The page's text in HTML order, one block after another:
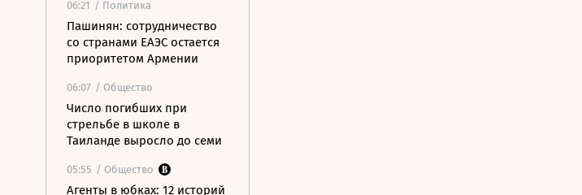
06:21 / Политика
Пашинян: сотрудничество
со странами ЕАЭС остается
приоритетом Армении
06:07 / Общество
Число погибших при
стрельбе в школе в
Таиланде выросло до семи
05:55 / Общество
Агенты в юбках: 12 историй